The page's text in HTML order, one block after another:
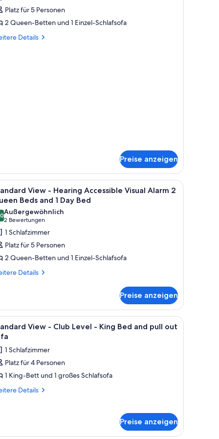
Platz für 5 Personen
2 Queen-Betten und 1 Einzel-Schlafsofa
Details
Preise anzeigen
kostenloses Internet Ein Hotelzimmer mit Holzschreibtisch,
1
View - Hearing Accessible Visual Alarm 2
Beds and 1 Day Bed
von 10
Außergewöhnlich
2 Bewertungen
(2
Bewertungen)
1 Schlafzimmer
Platz für 5 Personen
2 Queen-Betten und 1 Einzel-Schlafsofa
Details
Preise anzeigen
einem roten Sofa, einem Schreibtisch mit Stuhl, einem Fernseher und
Ein Hotelzimmer mit einem Bett, einem
9
View - Club Level - King Bed and pull out
1 Schlafzimmer
Platz für 4 Personen
1 King-Bett und 1 großes Schlafsofa
Details
Preise anzeigen